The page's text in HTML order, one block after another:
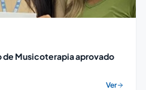
de Musicoterapia aprovado
Ver